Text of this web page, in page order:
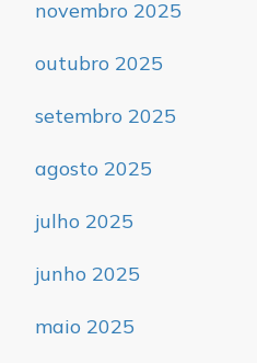
novembro 2025
outubro 2025
setembro 2025
agosto 2025
julho 2025
junho 2025
maio 2025